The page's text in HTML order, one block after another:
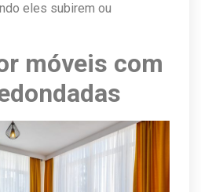
eles subirem ou
móveis com